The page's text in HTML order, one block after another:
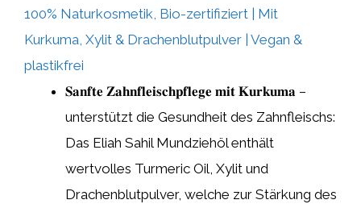
100% Naturkosmetik, Bio-zertifiziert | Mit
Kurkuma, Xylit & Drachenblutpulver | Vegan &
plastikfrei
𝐒𝐚𝐧𝐟𝐭𝐞 𝐙𝐚𝐡𝐧𝐟𝐥𝐞𝐢𝐬𝐜𝐡𝐩𝐟𝐥𝐞𝐠𝐞 𝐦𝐢𝐭 𝐊𝐮𝐫𝐤𝐮𝐦𝐚 –
unterstützt die Gesundheit des Zahnfleischs:
Das Eliah Sahil Mundziehöl enthält
wertvolles Turmeric Oil, Xylit und
Drachenblutpulver, welche zur Stärkung des